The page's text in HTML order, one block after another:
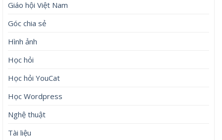
Giáo hội Việt Nam
Góc chia sẻ
Hình ảnh
Học hỏi
Học hỏi YouCat
Học Wordpress
Nghệ thuật
Tài liệu